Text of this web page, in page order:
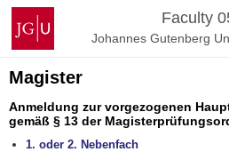
Skip
content
Johannes
Gutenberg
University
Mainz
Faculty
Johannes Gutenberg
Magister
Anmeldung zur vorgezogenen
gemäß § 13 der
1. oder 2. Nebenfach